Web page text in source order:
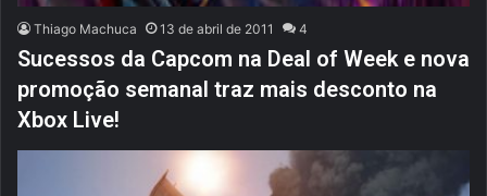
Thiago Machuca 13 de abril de 2011 4
Sucessos da Capcom na Deal of Week e nova
promoção semanal traz mais desconto na
Xbox Live!